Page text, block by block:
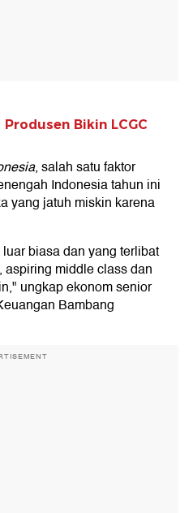
Bikin LCGC
, salah satu faktor
Indonesia tahun ini
yang jatuh miskin karena
biasa dan yang terlibat
middle class dan
ungkap ekonom senior
Bambang